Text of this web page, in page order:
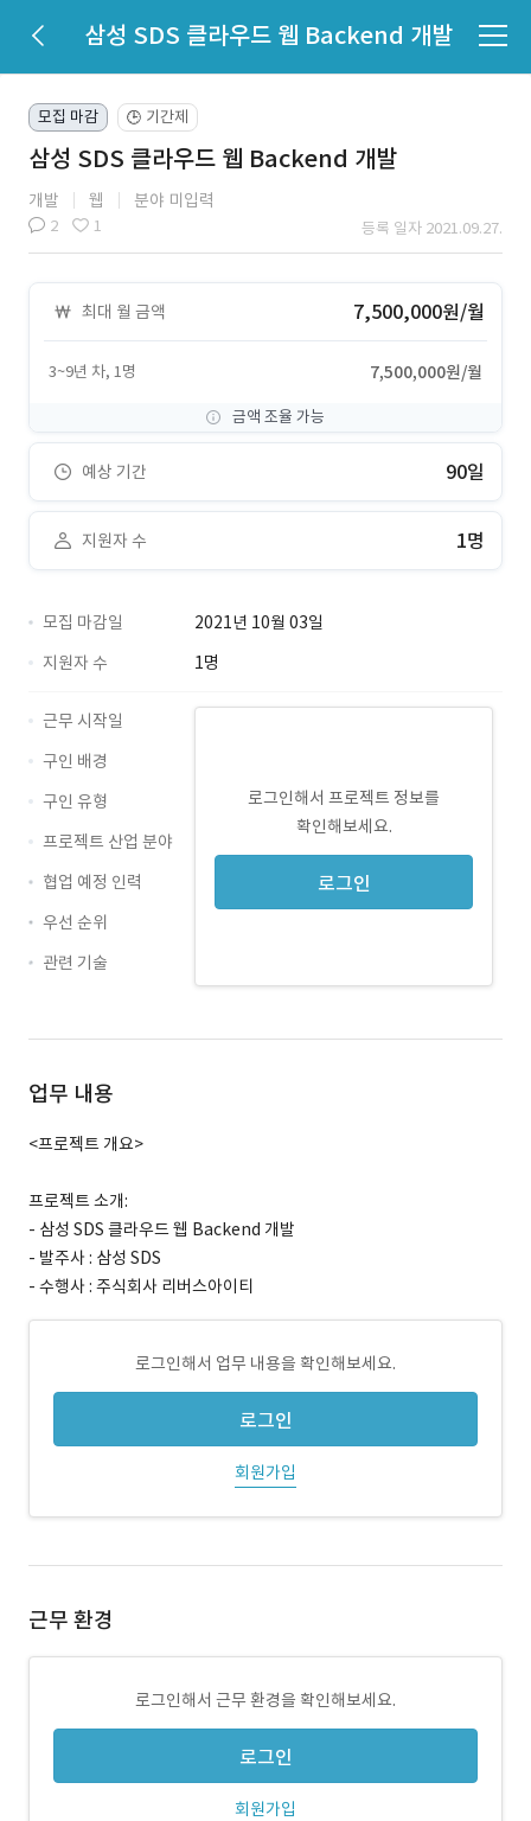
삼성 SDS 클라우드 웹 Backend 개발
모집 마감 🕒 기간제
삼성 SDS 클라우드 웹 Backend 개발
개발 웹 분야 미입력
2 1 등록 일자 2021.09.27.
최대 월 금액 7,500,000원/월
3~9년 차, 1명 7,500,000원/월
금액 조율 가능
예상 기간 90일
지원자 수 1명
모집 마감일
2021년 10월 03일
지원자 수
1명
로그인해서 프로젝트 정보를
확인해보세요.
로그인
근무 시작일
구인 배경
구인 유형
프로젝트 산업 분야
협업 예정 인력
우선 순위
관련 기술
업무 내용
<프로젝트 개요>
프로젝트 소개:
- 삼성 SDS 클라우드 웹 Backend 개발
- 발주사 : 삼성 SDS
- 수행사 : 주식회사 리버스아이티
로그인해서 업무 내용을 확인해보세요.
로그인
회원가입
근무 환경
로그인해서 근무 환경을 확인해보세요.
로그인
회원가입